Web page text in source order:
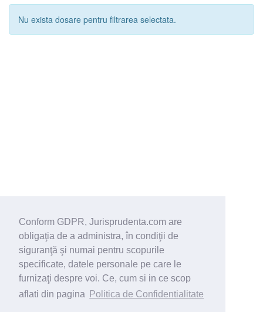
Conform GDPR, Jurisprudenta.com are
obligaţia de a administra, în condiţii de
siguranţă şi numai pentru scopurile
specificate, datele personale pe care le
furnizaţi despre voi. Ce, cum si in ce scop
aflati din pagina
Politica de Confidentialitate
Nu exista dosare pentru filtrarea selectata.